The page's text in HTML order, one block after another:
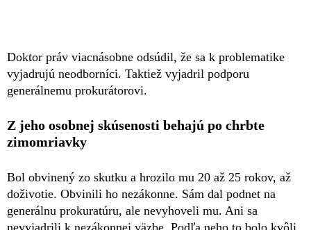
Doktor práv viacnásobne odsúdil, že sa k problematike
vyjadrujú neodborníci. Taktiež vyjadril podporu
generálnemu prokurátorovi.
Z jeho osobnej skúsenosti behajú po chrbte
zimomriavky
Bol obvinený zo skutku a hrozilo mu 20 až 25 rokov, až
doživotie. Obvinili ho nezákonne. Sám dal podnet na
generálnu prokuratúru, ale nevyhoveli mu. Ani sa
nevyjadrili k nezákonnej väzbe. Podľa neho to bolo kvôli